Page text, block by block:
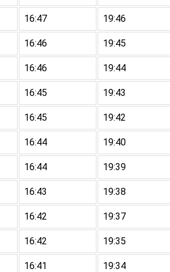
16:47 19:46
16:46 19:45
16:46 19:44
16:45 19:43
16:45 19:42
16:44 19:40
16:44 19:39
16:43 19:38
16:42 19:37
16:42 19:35
16:41 19:34